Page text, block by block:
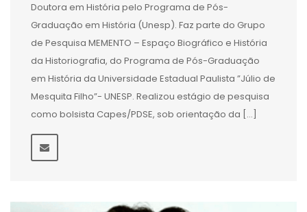
Doutora em História pelo Programa de Pós-
Graduação em História (Unesp). Faz parte do Grupo
de Pesquisa MEMENTO – Espaço Biográfico e História
da Historiografia, do Programa de Pós-Graduação
em História da Universidade Estadual Paulista ”Júlio de
Mesquita Filho”- UNESP. Realizou estágio de pesquisa
como bolsista Capes/PDSE, sob orientação da […]